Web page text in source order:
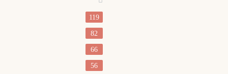
119
82
66
56